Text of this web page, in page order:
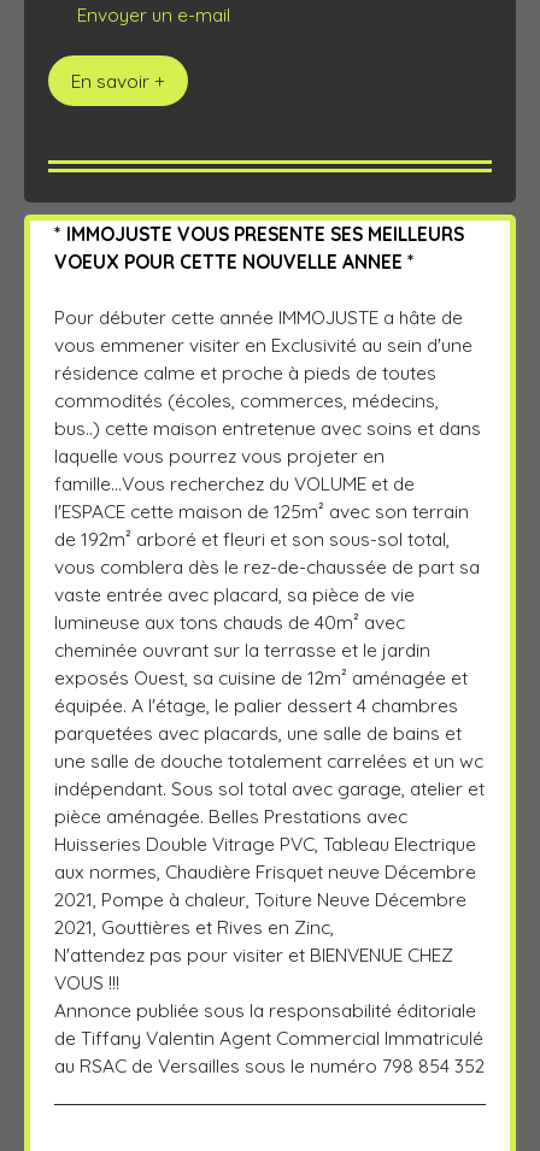
Envoyer un e-mail
En savoir +
* IMMOJUSTE VOUS PRESENTE SES MEILLEURS
VOEUX POUR CETTE NOUVELLE ANNEE *
Pour débuter cette année IMMOJUSTE a hâte de
vous emmener visiter en Exclusivité au sein d'une
résidence calme et proche à pieds de toutes
commodités (écoles, commerces, médecins,
bus..) cette maison entretenue avec soins et dans
laquelle vous pourrez vous projeter en
famille...Vous recherchez du VOLUME et de
l'ESPACE cette maison de 125m² avec son terrain
de 192m² arboré et fleuri et son sous-sol total,
vous comblera dès le rez-de-chaussée de part sa
vaste entrée avec placard, sa pièce de vie
lumineuse aux tons chauds de 40m² avec
cheminée ouvrant sur la terrasse et le jardin
exposés Ouest, sa cuisine de 12m² aménagée et
équipée. A l'étage, le palier dessert 4 chambres
parquetées avec placards, une salle de bains et
une salle de douche totalement carrelées et un wc
indépendant. Sous sol total avec garage, atelier et
pièce aménagée. Belles Prestations avec
Huisseries Double Vitrage PVC, Tableau Electrique
aux normes, Chaudière Frisquet neuve Décembre
2021, Pompe à chaleur, Toiture Neuve Décembre
2021, Gouttières et Rives en Zinc,
N'attendez pas pour visiter et BIENVENUE CHEZ
VOUS !!!
Annonce publiée sous la responsabilité éditoriale
de Tiffany Valentin Agent Commercial Immatriculé
au RSAC de Versailles sous le numéro 798 854 352